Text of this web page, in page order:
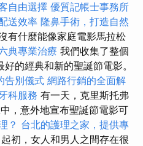
自由選擇 優質記帳士事務所
送效率 隆鼻手術，打造自然
有什麼能像家庭電影馬拉松
典專業治療 我們收集了整個
的經典和新的聖誕節電影。
告別儀式 網路行銷的全面解
科服務 有一天，克里斯托弗
，意外地宣布聖誕節電影可
？ 台北的護理之家，提供專
起初，女人和男人之間存在很